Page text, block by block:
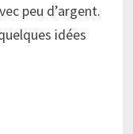
peu d’argent.
idées